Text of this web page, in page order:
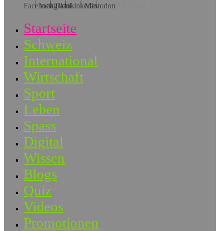
Hol dir die App!
Startseite
Schweiz
International
Wirtschaft
Sport
Leben
Spass
Digital
Wissen
Blogs
Quiz
Videos
Promotionen